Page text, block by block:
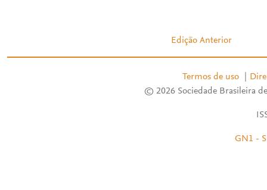
Edição Anterior
Termos de uso
© 2026 Sociedade Brasileira
GN1 -